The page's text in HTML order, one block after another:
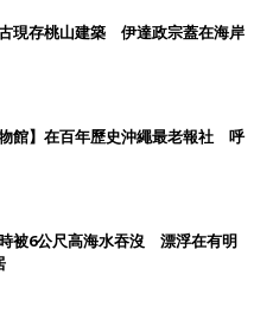
古現存桃山建築 伊達政宗蓋在海岸
物館】在百年歷史沖繩最老報社 呼
時被6公尺高海水吞沒 漂浮在有明